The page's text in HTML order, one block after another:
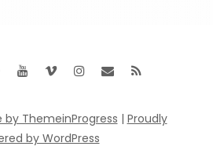
by ThemeinProgress | Proudly
by WordPress